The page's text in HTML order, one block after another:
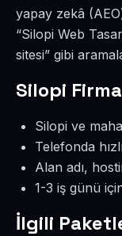
yapay zekâ
“Silopi Web
sitesi” gibi
Silopi
Silopi ve
Telefonda
Alan adı,
1-3 iş günü
İlgili